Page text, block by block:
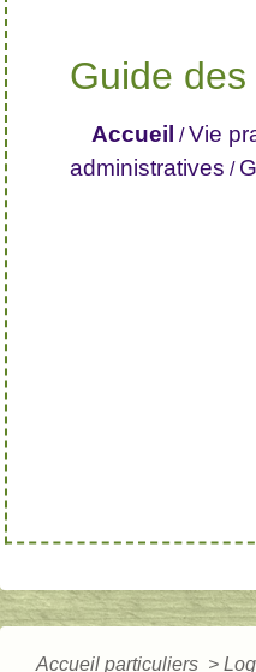
Guide
Accueil /Vie
administratives /
Accueil particuliers >